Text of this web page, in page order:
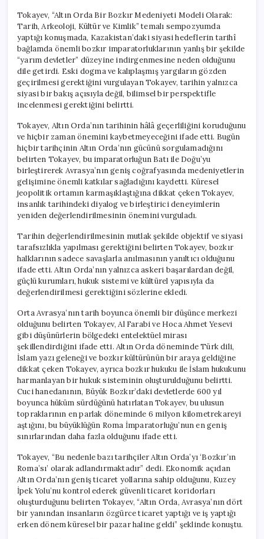
Tokayev, “Altın Orda Bir Bozkır Medeniyeti Modeli Olarak:
Tarih, Arkeoloji, Kültür ve Kimlik” temalı sempozyumda
yaptığı konuşmada, Kazakistan’daki siyasi hedeflerin tarihî
bağlamda önemli bozkır imparatorluklarının yanlış bir şekilde
“yarım devletler” düzeyine indirgenmesine neden olduğunu
dile getirdi. Eski dogma ve kalıplaşmış yargıların gözden
geçirilmesi gerektiğini vurgulayan Tokayev, tarihin yalnızca
siyasi bir bakış açısıyla değil, bilimsel bir perspektifle
incelenmesi gerektiğini belirtti.
Tokayev, Altın Orda’nın tarihinin hâlâ geçerliliğini koruduğunu
ve hiçbir zaman önemini kaybetmeyeceğini ifade etti. Bugün
hiçbir tarihçinin Altın Orda’nın gücünü sorgulamadığını
belirten Tokayev, bu imparatorluğun Batı ile Doğu’yu
birleştirerek Avrasya’nın geniş coğrafyasında medeniyetlerin
gelişimine önemli katkılar sağladığını kaydetti. Küresel
jeopolitik ortamın karmaşıklaştığına dikkat çeken Tokayev,
insanlık tarihindeki diyalog ve birleştirici deneyimlerin
yeniden değerlendirilmesinin önemini vurguladı.
Tarihin değerlendirilmesinin mutlak şekilde objektif ve siyasi
tarafsızlıkla yapılması gerektiğini belirten Tokayev, bozkır
halklarının sadece savaşlarla anılmasının yanıltıcı olduğunu
ifade etti. Altın Orda’nın yalnızca askeri başarılardan değil,
güçlü kurumları, hukuk sistemi ve kültürel yapısıyla da
değerlendirilmesi gerektiğini sözlerine ekledi.
Orta Avrasya’nın tarih boyunca önemli bir düşünce merkezi
olduğunu belirten Tokayev, Al Farabi ve Hoca Ahmet Yesevi
gibi düşünürlerin bölgedeki entelektüel mirası
şekillendirdiğini ifade etti. Altın Orda döneminde Türk dili,
İslam yazı geleneği ve bozkır kültürünün bir araya geldiğine
dikkat çeken Tokayev, ayrıca bozkır hukuku ile İslam hukukunu
harmanlayan bir hukuk sisteminin oluşturulduğunu belirtti.
Cuci hanedanının, Büyük Bozkır’daki devletlerde 600 yıl
boyunca hüküm sürdüğünü hatırlatan Tokayev, bu ulusun
topraklarının en parlak döneminde 6 milyon kilometrekareyi
aştığını, bu büyüklüğün Roma İmparatorluğu’nun en geniş
sınırlarından daha fazla olduğunu ifade etti.
Tokayev, “Bu nedenle bazı tarihçiler Altın Orda’yı ‘Bozkır’ın
Roma’sı’ olarak adlandırmaktadır” dedi. Ekonomik açıdan
Altın Orda’nın geniş ticaret yollarına sahip olduğunu, Kuzey
İpek Yolu’nu kontrol ederek güvenli ticaret koridorları
oluşturduğunu belirten Tokayev, “Altın Orda, Avrasya’nın dört
bir yanından insanların özgürce ticaret yaptığı ve iş yaptığı
erken dönem küresel bir pazar haline geldi” şeklinde konuştu.